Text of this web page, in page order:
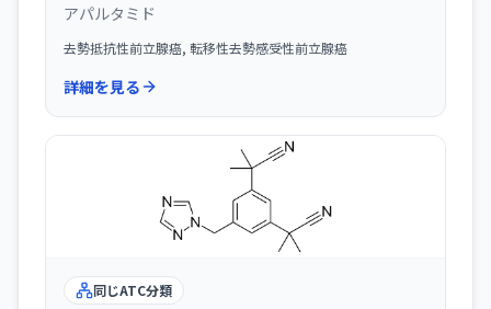
アパルタミド
去勢抵抗性前立腺癌, 転移性去勢感受性前立腺癌
詳細を見る
同じATC分類